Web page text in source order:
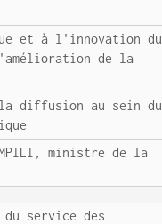
et à l'innovation du
de la
la diffusion au sein du
ministre de la
du service des